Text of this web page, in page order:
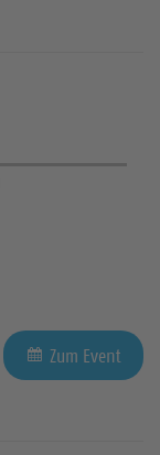
Zum Event